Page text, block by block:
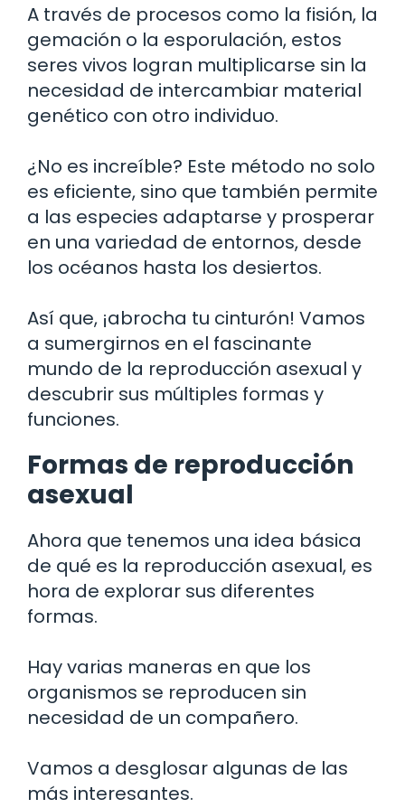
A través de procesos como la fisión, la
gemación o la esporulación, estos
seres vivos logran multiplicarse sin la
necesidad de intercambiar material
genético con otro individuo.
¿No es increíble? Este método no solo
es eficiente, sino que también permite
a las especies adaptarse y prosperar
en una variedad de entornos, desde
los océanos hasta los desiertos.
Así que, ¡abrocha tu cinturón! Vamos
a sumergirnos en el fascinante
mundo de la reproducción asexual y
descubrir sus múltiples formas y
funciones.
Formas de reproducción
asexual
Ahora que tenemos una idea básica
de qué es la reproducción asexual, es
hora de explorar sus diferentes
formas.
Hay varias maneras en que los
organismos se reproducen sin
necesidad de un compañero.
Vamos a desglosar algunas de las
más interesantes.